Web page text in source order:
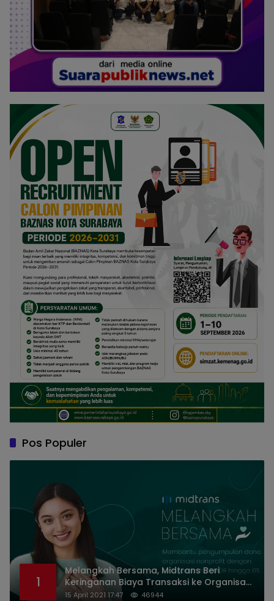
Pos Populer
1
Melangkah Bersama, Midtrans Beri
Keringanan Biaya Transaksi ke Organisasi
Nirlaba Indonesia
15 April 2021 17:47 46944